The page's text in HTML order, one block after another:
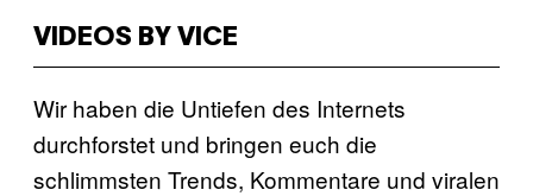
VIDEOS BY VICE
Wir haben die Untiefen des Internets
durchforstet und bringen euch die
schlimmsten Trends, Kommentare und viralen